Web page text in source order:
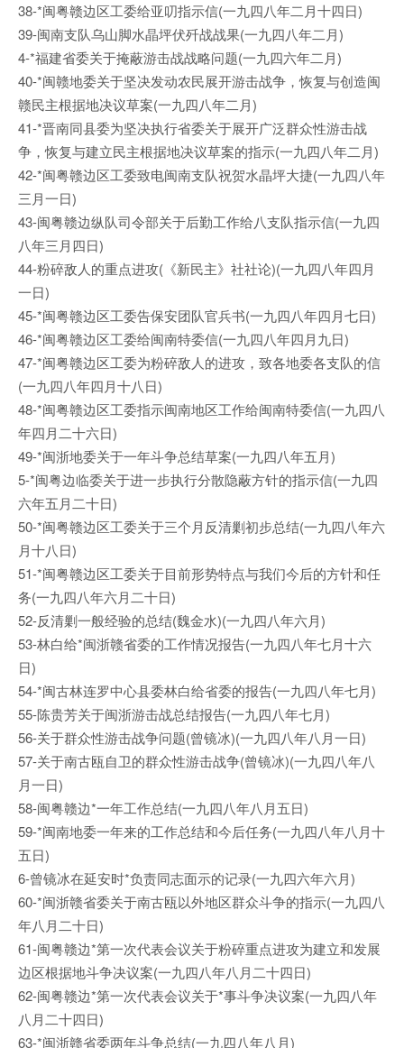
38-*闽粤赣边区工委给亚叨指示信(一九四八年二月十四日)
39-闽南支队乌山脚水晶坪伏歼战战果(一九四八年二月)
4-*福建省委关于掩蔽游击战战略问题(一九四六年二月)
40-*闽赣地委关于坚决发动农民展开游击战争，恢复与创造闽
赣民主根据地决议草案(一九四八年二月)
41-*晋南同县委为坚决执行省委关于展开广泛群众性游击战
争，恢复与建立民主根据地决议草案的指示(一九四八年二月)
42-*闽粤赣边区工委致电闽南支队祝贺水晶坪大捷(一九四八年
三月一日)
43-闽粤赣边纵队司令部关于后勤工作给八支队指示信(一九四
八年三月四日)
44-粉碎敌人的重点进攻(《新民主》社社论)(一九四八年四月
一日)
45-*闽粤赣边区工委告保安团队官兵书(一九四八年四月七日)
46-*闽粤赣边区工委给闽南特委信(一九四八年四月九日)
47-*闽粤赣边区工委为粉碎敌人的进攻，致各地委各支队的信
(一九四八年四月十八日)
48-*闽粤赣边区工委指示闽南地区工作给闽南特委信(一九四八
年四月二十六日)
49-*闽浙地委关于一年斗争总结草案(一九四八年五月)
5-*闽粤边临委关于进一步执行分散隐蔽方针的指示信(一九四
六年五月二十日)
50-*闽粤赣边区工委关于三个月反清剿初步总结(一九四八年六
月十八日)
51-*闽粤赣边区工委关于目前形势特点与我们今后的方针和任
务(一九四八年六月二十日)
52-反清剿一般经验的总结(魏金水)(一九四八年六月)
53-林白给*闽浙赣省委的工作情况报告(一九四八年七月十六
日)
54-*闽古林连罗中心县委林白给省委的报告(一九四八年七月)
55-陈贵芳关于闽浙游击战总结报告(一九四八年七月)
56-关于群众性游击战争问题(曾镜冰)(一九四八年八月一日)
57-关于南古瓯自卫的群众性游击战争(曾镜冰)(一九四八年八
月一日)
58-闽粤赣边*一年工作总结(一九四八年八月五日)
59-*闽南地委一年来的工作总结和今后任务(一九四八年八月十
五日)
6-曾镜冰在延安时*负责同志面示的记录(一九四六年六月)
60-*闽浙赣省委关于南古瓯以外地区群众斗争的指示(一九四八
年八月二十日)
61-闽粤赣边*第一次代表会议关于粉碎重点进攻为建立和发展
边区根据地斗争决议案(一九四八年八月二十四日)
62-闽粤赣边*第一次代表会议关于*事斗争决议案(一九四八年
八月二十四日)
63-*闽浙赣省委两年斗争总结(一九四八年八月)